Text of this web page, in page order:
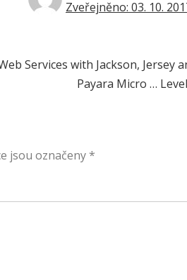
Zveřejněno: 03. 10.
Services with Jackson, Jersey
Payara Micro …
jsou označeny *